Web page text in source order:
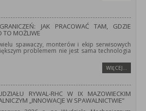
JAK PRACOWAĆ TAM, GDZIE
TO MOŻLIWE
spawaczy, monterów i ekip serwisowych
problemem nie jest sama technologia
WIĘCEJ…
RYWAL-RHC W IX MAZOWIECKIM
„INNOWACJE W SPAWALNICTWIE”